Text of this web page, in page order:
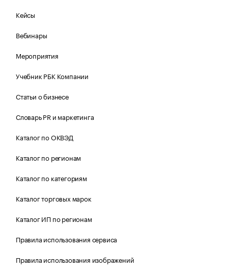
Кейсы
Вебинары
Мероприятия
Учебник РБК Компании
Статьи о бизнесе
Словарь PR и маркетинга
Каталог по ОКВЭД
Каталог по регионам
Каталог по категориям
Каталог торговых марок
Каталог ИП по регионам
Правила использования сервиса
Правила использования изображений